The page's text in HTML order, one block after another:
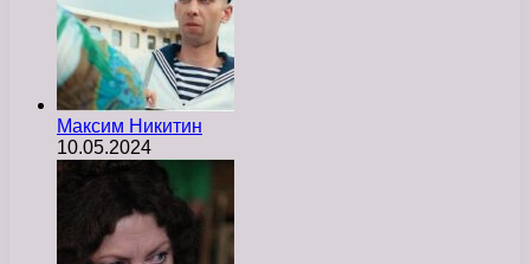
Максим Никитин
10.05.2024